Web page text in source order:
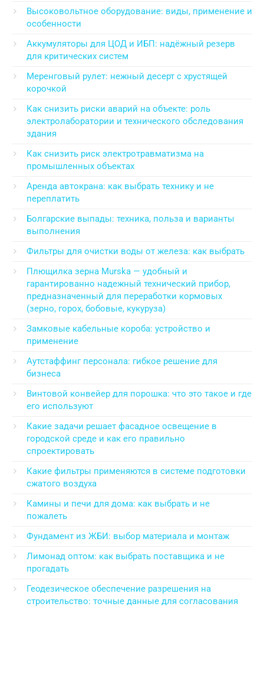
Высоковольтное оборудование: виды, применение и
особенности
Аккумуляторы для ЦОД и ИБП: надёжный резерв
для критических систем
Меренговый рулет: нежный десерт с хрустящей
корочкой
Как снизить риски аварий на объекте: роль
электролаборатории и технического обследования
здания
Как снизить риск электротравматизма на
промышленных объектах
Аренда автокрана: как выбрать технику и не
переплатить
Болгарские выпады: техника, польза и варианты
выполнения
Фильтры для очистки воды от железа: как выбрать
Плющилка зерна Murska — удобный и
гарантированно надежный технический прибор,
предназначенный для переработки кормовых
(зерно, горох, бобовые, кукуруза)
Замковые кабельные короба: устройство и
применение
Аутстаффинг персонала: гибкое решение для
бизнеса
Винтовой конвейер для порошка: что это такое и где
его используют
Какие задачи решает фасадное освещение в
городской среде и как его правильно
спроектировать
Какие фильтры применяются в системе подготовки
сжатого воздуха
Камины и печи для дома: как выбрать и не
пожалеть
Фундамент из ЖБИ: выбор материала и монтаж
Лимонад оптом: как выбрать поставщика и не
прогадать
Геодезическое обеспечение разрешения на
строительство: точные данные для согласования